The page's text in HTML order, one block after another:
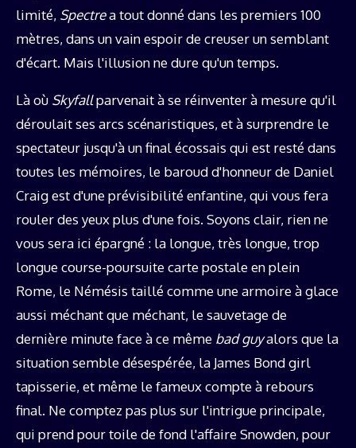
limité, Spectrea tout donné dans les premiers 100
mètres, dans un vain espoir de creuser un semblant
d'écart. Mais l'illusion ne dure qu'un temps.
Là où Skyfallparvenait à se réinventer à mesure qu'il
déroulait ses arcs scénaristiques, et à surprendre le
spectateur jusqu'à un final écossais qui est resté dans
toutes les mémoires, le baroud d'honneur de Daniel
Craig est d'une prévisibilité enfantine, qui vous fera
rouler des yeux plus d'une fois. Soyons clair, rien ne
vous sera ici épargné : la longue, très longue, trop
longue course-poursuite carte postale en plein
Rome, le Némésis taillé comme une armoire à glace
aussi méchant que méchant, le sauvetage de
dernière minute face à ce même bad guyalors que la
situation semble désespérée, la James Bond girl
tapisserie, et même le fameux compte à rebours
final. Ne comptez pas plus sur l'intrigue principale,
qui prend pour toile de fond l'affaire Snowden, pour